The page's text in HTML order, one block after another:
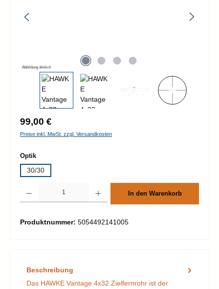
Abbildung ähnlich
Regulärer Preis:
99,00 €
Preise inkl. MwSt. zzgl. Versandkosten
Optikauswählen
30/30
In den Warenkorb
Produktnummer: 5054492141005
Beschreibung
Das HAWKE Vantage 4x32 Zielfernrohr ist der